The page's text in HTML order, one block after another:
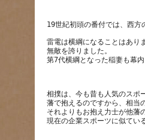
雷電は横綱になることはあり
無敵を誇りました。
相撲は、今も昔も人気のスポ
藩で抱えるのですから、相当
それよりもお抱え力士が他藩